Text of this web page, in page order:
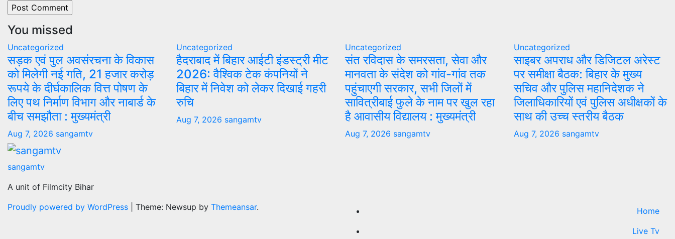
You missed
Uncategorized
सड़क एवं पुल अवसंरचना के विकास
को मिलेगी नई गति, 21 हजार करोड़
रूपये के दीर्घकालिक वित्त पोषण के
लिए पथ निर्माण विभाग और नाबार्ड के
बीच समझौता : मुख्यमंत्री
Aug 7, 2026 sangamtv
Uncategorized
हैदराबाद में बिहार आईटी इंडस्ट्री मीट
2026: वैश्विक टेक कंपनियों ने
बिहार में निवेश को लेकर दिखाई गहरी
रुचि
Aug 7, 2026 sangamtv
Uncategorized
संत रविदास के समरसता, सेवा और
मानवता के संदेश को गांव-गांव तक
पहुंचाएगी सरकार, सभी जिलों में
सावित्रीबाई फुले के नाम पर खुल रहा
है आवासीय विद्यालय : मुख्यमंत्री
Aug 7, 2026 sangamtv
Uncategorized
साइबर अपराध और डिजिटल अरेस्ट
पर समीक्षा बैठक: बिहार के मुख्य
सचिव और पुलिस महानिदेशक ने
जिलाधिकारियों एवं पुलिस अधीक्षकों के
साथ की उच्च स्तरीय बैठक
Aug 7, 2026 sangamtv
sangamtv
A unit of Filmcity Bihar
Proudly powered by WordPress
Theme: Newsup by Themeansar.
Home
Live Tv